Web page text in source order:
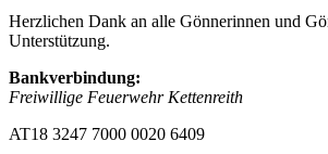
Herzlichen Dank an alle Gönnerinnen und
Unterstützung.
Bankverbindung:
Freiwillige Feuerwehr Kettenreith
AT18 3247 7000 0020 6409